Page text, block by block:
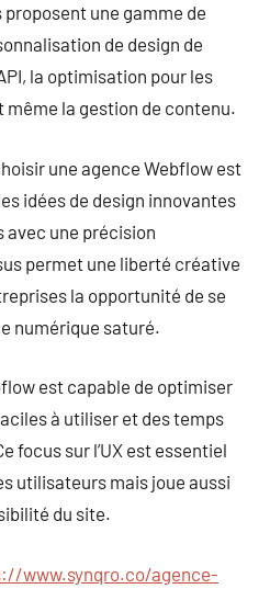
une gamme de
de design de
la optimisation pour les
la gestion de contenu.
une agence Webflow est
idées de design innovantes
une précision
permet une liberté créative
la opportunité de se
numérique saturé.
est capable de optimiser
à utiliser et des temps
focus sur l’UX est essentiel
utilisateurs mais joue aussi
du site.
www.synqro.co/agence-